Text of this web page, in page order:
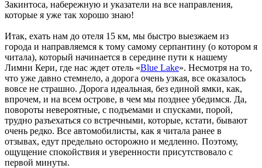
Закинтоса, набережную и указатели на все направления,
которые я уже так хорошо знаю!
Итак, ехать нам до отеля 15 км, мы быстро выезжаем из
города и направляемся к тому самому серпантину (о котором я
читала), который начинается в середине пути к нашему
Лимни Кери, где нас ждет отель «Blue Lake». Несмотря на то,
что уже давно стемнело, а дорога очень узкая, все оказалось
вовсе не страшно. Дорога идеальная, без единой ямки, как,
впрочем, и на всем острове, в чем мы позднее убедимся. Да,
повороты невероятные, с подъемами и спусками, порой,
трудно разъехаться со встречными, которые, кстати, бывают
очень редко. Все автомобилисты, как я читала ранее в
отзывах, едут предельно осторожно и медленно. Поэтому,
ощущение спокойствия и уверенности присутствовало с
первой минуты.